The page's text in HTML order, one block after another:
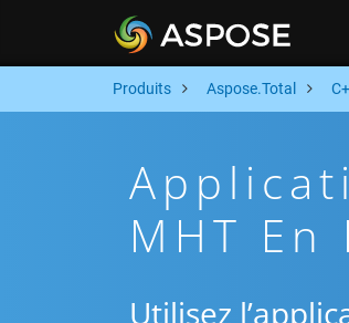
Produits Aspose.Total
MHT
Utilisez